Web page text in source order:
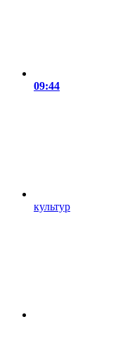
09:44
культур